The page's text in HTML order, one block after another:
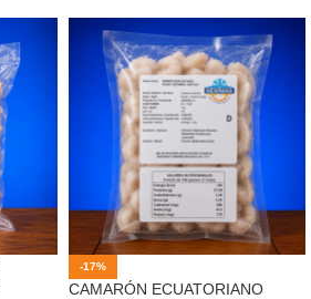
-17%
CAMARÓN ECUATORIANO